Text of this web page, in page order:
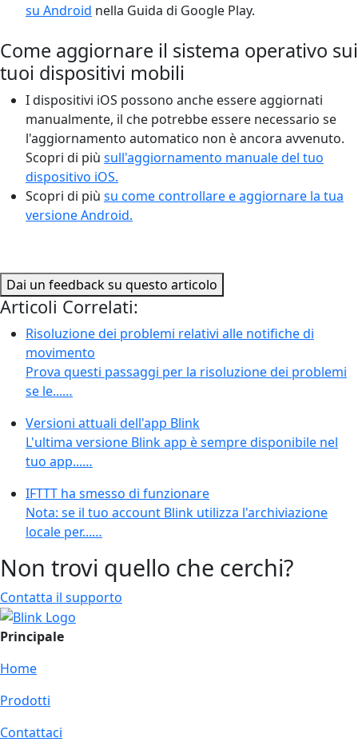
su Android nella Guida di Google Play.
Come aggiornare il sistema operativo sui
tuoi dispositivi mobili
I dispositivi iOS possono anche essere aggiornati
manualmente, il che potrebbe essere necessario se
l'aggiornamento automatico non è ancora avvenuto.
Scopri di più sull'aggiornamento manuale del tuo
dispositivo iOS.
Scopri di più su come controllare e aggiornare la tua
versione Android.
Dai un feedback su questo articolo
Articoli Correlati:
Risoluzione dei problemi relativi alle notifiche di
movimento
Prova questi passaggi per la risoluzione dei problemi
se le...…
Versioni attuali dell'app Blink
L'ultima versione Blink app è sempre disponibile nel
tuo app...…
IFTTT ha smesso di funzionare
Nota: se il tuo account Blink utilizza l'archiviazione
locale per...…
Non trovi quello che cerchi?
Contatta il supporto
Principale
Home
Prodotti
Contattaci